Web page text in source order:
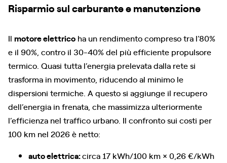
Risparmio sul carburante e manutenzione
Il motore elettrico ha un rendimento compreso tra l’80%
e il 90%, contro il 30-40% del più efficiente propulsore
termico. Quasi tutta l’energia prelevata dalla rete si
trasforma in movimento, riducendo al minimo le
dispersioni termiche. A questo si aggiunge il recupero
dell’energia in frenata, che massimizza ulteriormente
l’efficienza nel traffico urbano. Il confronto sui costi per
100 km nel 2026 è netto:
auto elettrica:circa 17 kWh/100 km × 0,26 €/kWh